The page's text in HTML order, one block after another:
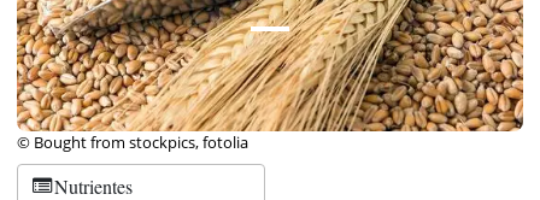
© Bought from stockpics, fotolia
Nutrientes